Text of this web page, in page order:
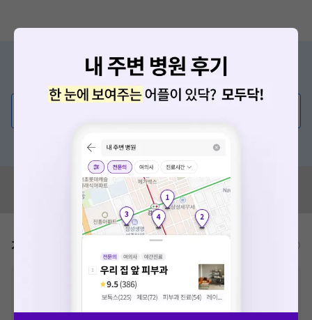
증상/치료, 궁금한 점이 있나요?
의사가 직접 답해드려요!
혹시 잘못된 병원정보가 있나요?
모두닥 팀에 알려주세요!
가격표
비급여 항목의 경우,추가비용 등으로 실제 가격과 상이할 수 있으니, 정확
한 가격은 해당 의료기관에 직접 문의해주세요.
건강보험심사평가원 에 고지되어 있는 급여 진료 기준 가
격입니다. (진료와 연관된 복합적인 비용이 추가되어, 병원마다 금액이 다르게